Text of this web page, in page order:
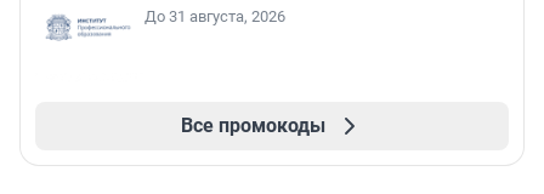
До 31 августа, 2026
Все промокоды